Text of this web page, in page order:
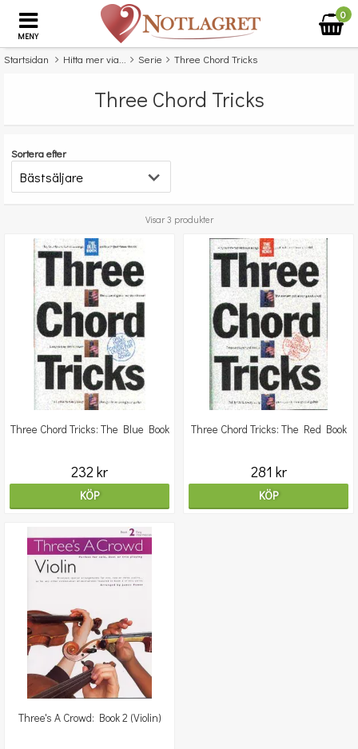
MENY
0
Startsidan Hitta mer via... Serie Three Chord Tricks
Three Chord Tricks
Sortera efter
Visar 3 produkter
Three Chord Tricks: The Blue Book
232 kr
KÖP
Three Chord Tricks: The Red Book
281 kr
KÖP
Three's A Crowd: Book 2 (Violin)